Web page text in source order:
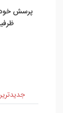
ظرفیت 1500 میلی آمپر
پرسش و